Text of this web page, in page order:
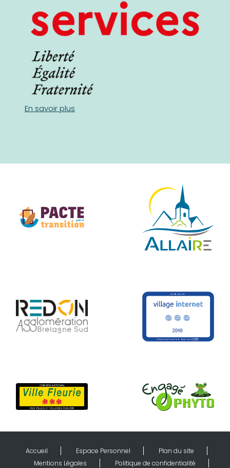
En savoir plus
Accueil Espace Personnel
Plan du site
Mentions Légales
Politique de confidentialité